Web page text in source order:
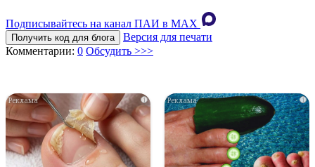
Подписывайтесь на канал ПАИ в MAХ
Получить код для блога
Версия для печати
Комментарии: 0 Обсудить >>>
i i